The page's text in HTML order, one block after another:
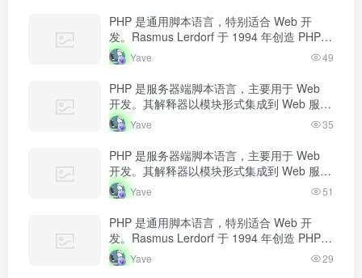
PHP 是通用脚本语言，特别适合 Web 开
发。Rasmus Lerdorf 于 1994 年创造 PHP，
最初用于追踪个人简历访问量。如今 PHP 驱
动…
Yave 49
PHP 是服务器端脚本语言，主要用于 Web
开发。其解释器以模块形式集成到 Web 服务
器中，当收到请求时执行 PHP 代码，生成动
态内容返回给客户端。
Yave 35
PHP 是服务器端脚本语言，主要用于 Web
开发。其解释器以模块形式集成到 Web 服务
器中，当收到请求时执行 PHP 代码，生成动
态内容返回给客户端。
Yave 51
PHP 是通用脚本语言，特别适合 Web 开
发。Rasmus Lerdorf 于 1994 年创造 PHP，
最初用于追踪个人简历访问量。如今 PHP 驱
动…
Yave 29